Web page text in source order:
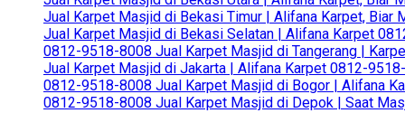
Jual Karpet Masjid di Bekasi Timur | Alifana Karpet, Biar
Jual Karpet Masjid di Bekasi Selatan | Alifana Karpet
0812-9518-8008 Jual Karpet Masjid di Tangerang |
Jual Karpet Masjid di Jakarta | Alifana Karpet 0812-
0812-9518-8008 Jual Karpet Masjid di Bogor | Alifana
0812-9518-8008 Jual Karpet Masjid di Depok | Saat